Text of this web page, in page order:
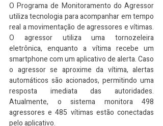
O Programa de Monitoramento do Agressor
utiliza tecnologia para acompanhar em tempo
real a movimentação de agressores e vítimas.
O agressor utiliza uma tornozeleira
eletrônica, enquanto a vítima recebe um
smartphone com um aplicativo de alerta. Caso
o agressor se aproxime da vítima, alertas
automáticos são acionados, permitindo uma
resposta imediata das autoridades.
Atualmente, o sistema monitora 498
agressores e 485 vítimas estão conectadas
pelo aplicativo.